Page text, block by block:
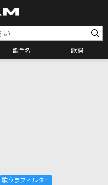
歌手名 歌詞
き